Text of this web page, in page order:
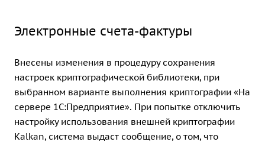
Электронные счета-фактуры
Внесены изменения в процедуру сохранения
настроек криптографической библиотеки, при
выбранном варианте выполнения криптографии «На
сервере 1С:Предприятие». При попытке отключить
настройку использования внешней криптографии
Kalkan, система выдаст сообщение, о том, что